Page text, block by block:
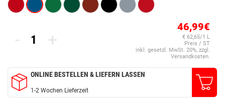
- +
46,99€
€ 62,65/1 L
Preis / ST
inkl. gesetzl. MwSt. 20%, zzgl.
Versandkosten.
ONLINE BESTELLEN & LIEFERN LASSEN
1-2 Wochen Lieferzeit